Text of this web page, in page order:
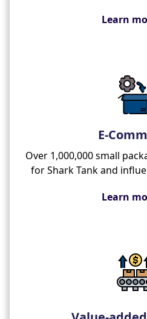
Learn
E-
Over 1,000,000 small
for Shark Tank and
Learn